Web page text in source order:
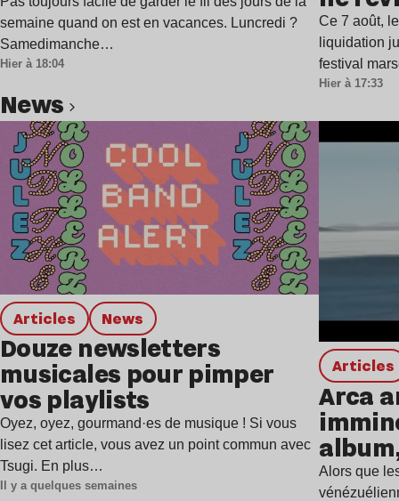
semaine quand on est en vacances. Luncredi ?
Samedimanche…
Hier à 18:04
Ce 7 août,
liquidation
festival
Hier à 17:33
news
Articles news
Douze newsletters
musicales pour pimper
vos playlists
Oyez, oyez, gourmand·es de musique ! Si vous
lisez cet article, vous avez un point commun avec
Tsugi. En plus…
Il y a quelques semaines
Articles
Arca
Alors que
Lire l’article